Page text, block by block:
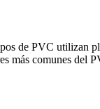
de PVC utilizan
más comunes del